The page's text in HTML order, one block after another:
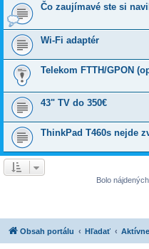
Čo zaujímavé ste si
Wi-Fi adaptér
Telekom FTTH/GPON
43" TV do 350€
ThinkPad T460s nejde
Bolo
Obsah portálu Hľadať